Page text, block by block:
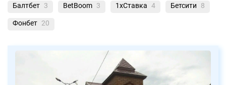
Балтбет 3 BetBoom 3 1xСтавка 4 Бетсити 8
Фонбет 20